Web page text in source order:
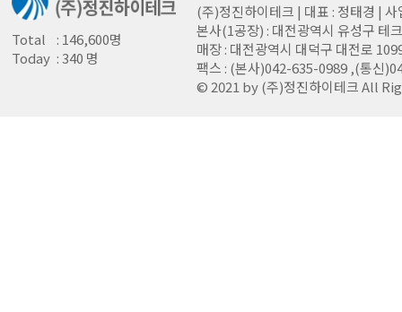
Total
: 146,600명
Today : 340 명
(주)정진하이테크 | 대표 : 정태경 |
본사(1공장) : 대전광역시 유성구 테
매장 : 대전광역시 대덕구 대전로
팩스 : (본사)042-635-0989 ,(통신
© 2021 by (주)정진하이테크 All